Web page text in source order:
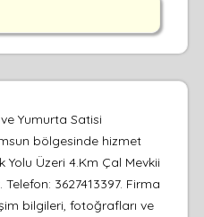
Yumurta Satisi
bölgesinde hizmet
Üzeri 4.Km Çal Mevkii
3627413397. Firma
bilgileri, fotoğrafları ve